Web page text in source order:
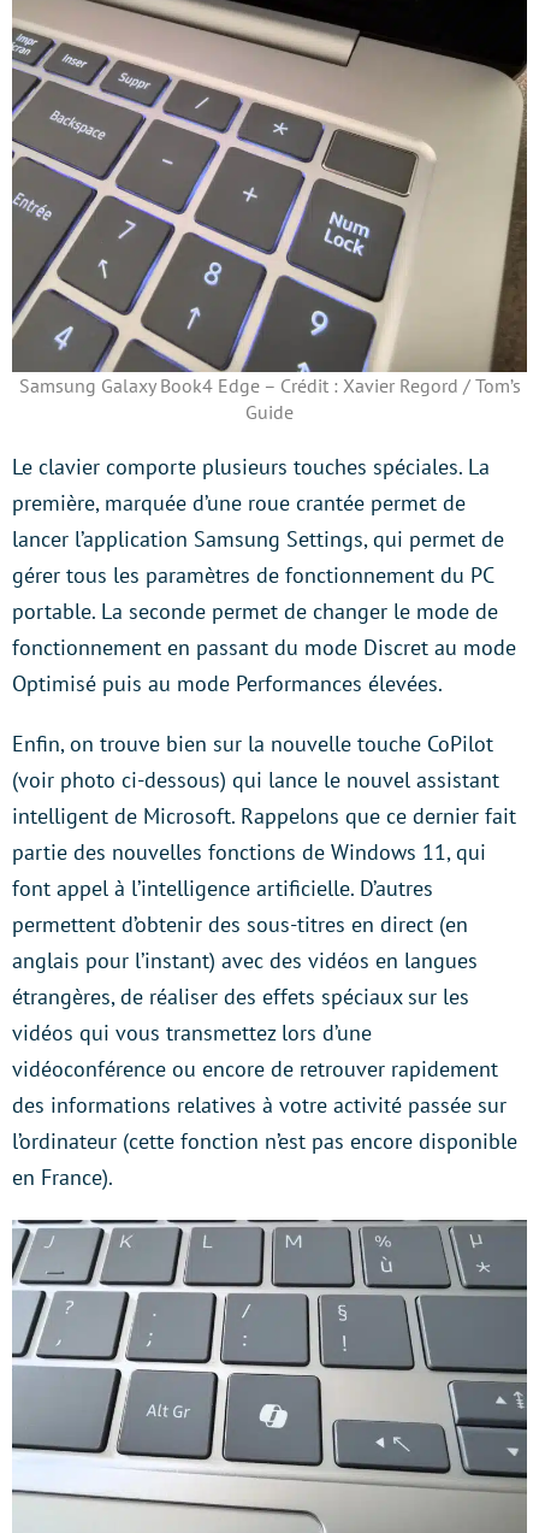
Samsung Galaxy Book4 Edge – Crédit : Xavier Regord / Tom’s
Guide
Le clavier comporte plusieurs touches spéciales. La
première, marquée d’une roue crantée permet de
lancer l’application Samsung Settings, qui permet de
gérer tous les paramètres de fonctionnement du PC
portable. La seconde permet de changer le mode de
fonctionnement en passant du mode Discret au mode
Optimisé puis au mode Performances élevées.
Enfin, on trouve bien sur la nouvelle touche CoPilot
(voir photo ci-dessous) qui lance le nouvel assistant
intelligent de Microsoft. Rappelons que ce dernier fait
partie des nouvelles fonctions de Windows 11, qui
font appel à l’intelligence artificielle. D’autres
permettent d’obtenir des sous-titres en direct (en
anglais pour l’instant) avec des vidéos en langues
étrangères, de réaliser des effets spéciaux sur les
vidéos qui vous transmettez lors d’une
vidéoconférence ou encore de retrouver rapidement
des informations relatives à votre activité passée sur
l’ordinateur (cette fonction n’est pas encore disponible
en France).